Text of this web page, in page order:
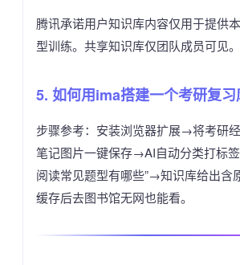
腾讯承诺用户知识库内容仅用于提供
型训练。共享知识库仅团队成员可见
5. 如何用ima搭建一个考研复习
步骤参考：安装浏览器扩展→将考研
笔记图片一键保存→AI自动分类打标
阅读常见题型有哪些”→知识库给出
缓存后去图书馆无网也能看。